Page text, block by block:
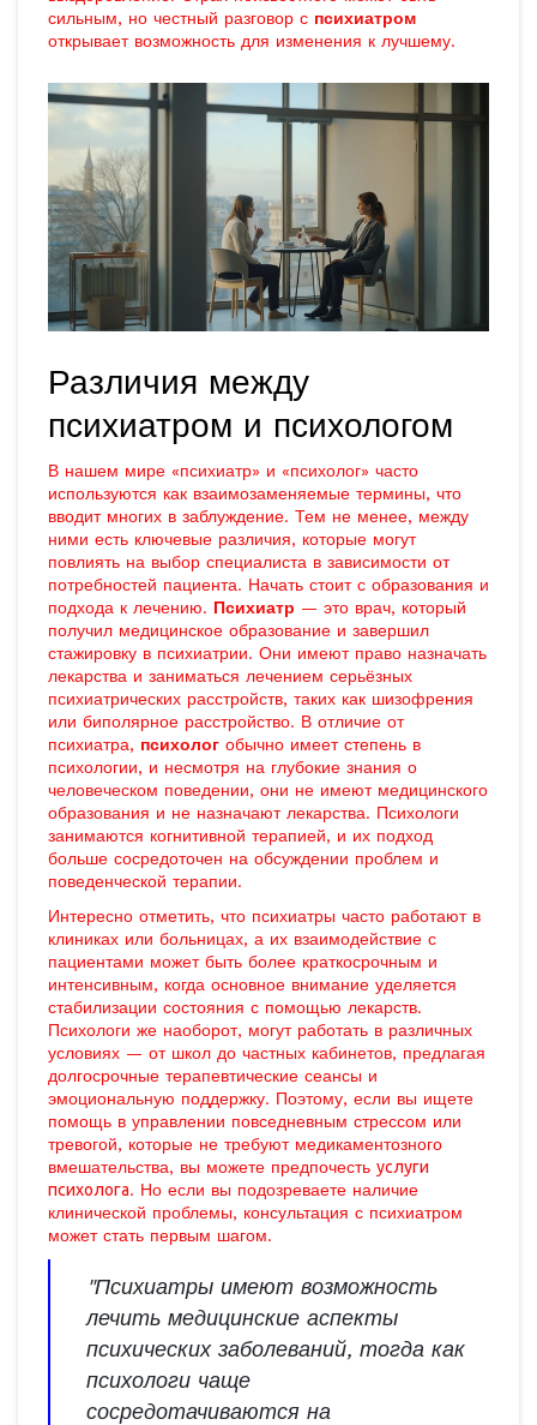
сильным, но честный разговор с психиатром
открывает возможность для изменения к лучшему.
Различия между
психиатром и психологом
В нашем мире «психиатр» и «психолог» часто
используются как взаимозаменяемые термины, что
вводит многих в заблуждение. Тем не менее, между
ними есть ключевые различия, которые могут
повлиять на выбор специалиста в зависимости от
потребностей пациента. Начать стоит с образования и
подхода к лечению. Психиатр — это врач, который
получил медицинское образование и завершил
стажировку в психиатрии. Они имеют право назначать
лекарства и заниматься лечением серьёзных
психиатрических расстройств, таких как шизофрения
или биполярное расстройство. В отличие от
психиатра, психолог обычно имеет степень в
психологии, и несмотря на глубокие знания о
человеческом поведении, они не имеют медицинского
образования и не назначают лекарства. Психологи
занимаются когнитивной терапией, и их подход
больше сосредоточен на обсуждении проблем и
поведенческой терапии.
Интересно отметить, что психиатры часто работают в
клиниках или больницах, а их взаимодействие с
пациентами может быть более краткосрочным и
интенсивным, когда основное внимание уделяется
стабилизации состояния с помощью лекарств.
Психологи же наоборот, могут работать в различных
условиях — от школ до частных кабинетов, предлагая
долгосрочные терапевтические сеансы и
эмоциональную поддержку. Поэтому, если вы ищете
помощь в управлении повседневным стрессом или
тревогой, которые не требуют медикаментозного
вмешательства, вы можете предпочесть услуги
психолога. Но если вы подозреваете наличие
клинической проблемы, консультация с психиатром
может стать первым шагом.
"Психиатры имеют возможность
лечить медицинские аспекты
психических заболеваний, тогда как
психологи чаще
сосредотачиваются на